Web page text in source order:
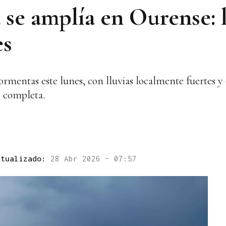
amplía en Ourense:
este lunes, con lluvias localmente fuertes y
28 Abr 2026 - 07:57